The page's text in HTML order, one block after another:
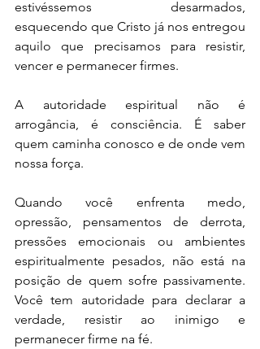
estivéssemos desarmados,
esquecendo que Cristo já nos entregou
aquilo que precisamos para resistir,
vencer e permanecer firmes.
A autoridade espiritual não é
arrogância, é consciência. É saber
quem caminha conosco e de onde vem
nossa força.
Quando você enfrenta medo,
opressão, pensamentos de derrota,
pressões emocionais ou ambientes
espiritualmente pesados, não está na
posição de quem sofre passivamente.
Você tem autoridade para declarar a
verdade, resistir ao inimigo e
permanecer firme na fé.